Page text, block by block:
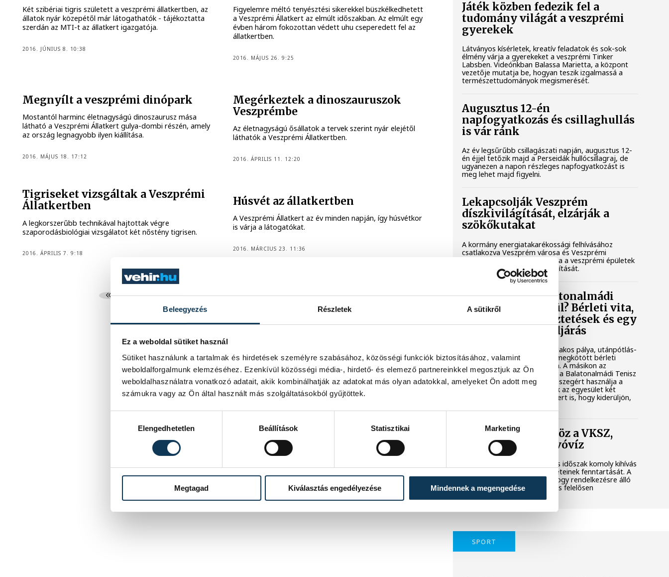
Beleegyezés Részletek A sütikről
Ez a weboldal sütiket használ
Sütiket használunk a tartalmak és hirdetések személyre szabásához, közösségi funkciók biztosításához, valamint
weboldalforgalmunk elemzéséhez. Ezenkívül közösségi média-, hirdető- és elemező partnereinkkel megosztjuk az Ön
weboldalhasználatra vonatkozó adatait, akik kombinálhatják az adatokat más olyan adatokkal, amelyeket Ön adott meg
számukra vagy az Ön által használt más szolgáltatásokból gyűjtöttek.
Elengedhetetlen
Beállítások Statisztikai Marketing
Megtagad Kiválasztás engedélyezése Mindennek a megengedése
Két szibériai tigris született a veszprémi állatkertben, az
állatok nyár közepétől már látogathatók - tájékoztatta
szerdán az MTI-t az állatkert igazgatója.
2016. JÚNIUS 8. 10:38
Figyelemre méltó tenyésztési sikerekkel büszkélkedhetett
a Veszprémi Állatkert az elmúlt időszakban. Az elmúlt egy
évben három fokozottan védett uhu cseperedett fel az
állatkertben.
2016. MÁJUS 26. 9:25
Megnyílt a veszprémi dinópark
Mostantól harminc életnagyságú dinoszaurusz mása
látható a Veszprémi Állatkert gulya-dombi részén, amely
az ország legnagyobb ilyen kiállítása.
2016. MÁJUS 18. 17:12
Megérkeztek a dinoszauruszok
Veszprémbe
Az életnagyságú ősállatok a tervek szerint nyár elejétől
láthatók a Veszprémi Állatkertben.
2016. ÁPRILIS 11. 12:20
Tigriseket vizsgáltak a Veszprémi
Állatkertben
A legkorszerűbb technikával hajtottak végre
szaporodásbiológiai vizsgálatot két nőstény tigrisen.
2016. ÁPRILIS 7. 9:18
Húsvét az állatkertben
A Veszprémi Állatkert az év minden napján, így húsvétkor
is várja a látogatókat.
2016. MÁRCIUS 23. 11:36
... 6 7 8 9 10
Játék közben fedezik fel a
tudomány világát a veszprémi
gyerekek
Látványos kísérletek, kreatív feladatok és sok-sok
élmény várja a gyerekeket a veszprémi Tinker
Labsben. Videónkban Balassa Marietta, a központ
vezetője mutatja be, hogyan teszik izgalmassá a
természettudományok megismerését.
Augusztus 12-én
napfogyatkozás és csillaghullás
is vár ránk
Az év legsűrűbb csillagászati napján, augusztus 12-
én éjjel tetőzik majd a Perseidák hullócsillagraj, de
ugyanezen a napon részleges napfogyatkozást is
meg lehet majd figyelni.
Lekapcsolják Veszprém
díszkivilágítását, elzárják a
szökőkutakat
A kormány energiatakarékossági felhívásához
csatlakozva Veszprém városa és Veszprémi
Főegyházmegye is lekapcsolta a veszprémi épületek
és nevezetességek díszkivilágítását.
Mi történik a balatonalmádi
teniszpályák körül? Bérleti vita,
megszakadt egyeztetések és egy
tisztázatlan jogi eljárás
Évtizedes hagyomány, hat salakos pálya, utánpótlás-
nevelés és egy hosszú távra megkötött bérleti
szerződés áll az egyik oldalon. A másikon az
önkormányzat, amely szerint a Balatonalmádi Tenisz
Klub aránytalanul alacsony összegért használja a
városi területet. Megkerestük az egyesület két
képviselőjét és a polgármestert is, hogy kiderüljön,
Folyamatosan öntöz a VKSZ,
mégsem fogy az ivóvíz
A tartós hőség és az aszályos időszak komoly kihívás
elé állítja Veszprém zöldfelületeinek fenntartását. A
városvezetés kiemelt célja, hogy rendelkezésre álló
vízkészletekkel takarékosan és felelősen
gazdálkodjunk.
SPORT